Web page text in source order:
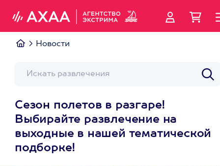
Новости
Сезон полетов в разгаре!
Выбирайте развлечение на
выходные в нашей тематической
подборке!